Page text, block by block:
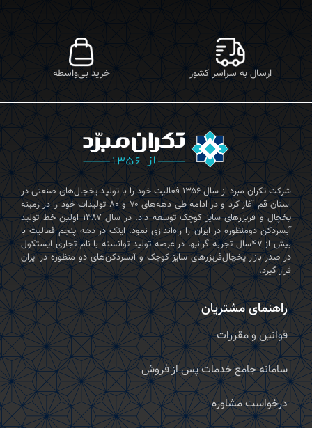
ارسال به سراسر کشور خرید بی‌واسطه
شرکت تکران‌ مبرد از سال ۱۳۵۶ فعالیت خود را با تولید یخچال‌های صنعتی در
استان قم آغاز کرد و در ادامه طی دهه‌های ۷۰ و ۸۰ تولیدات خود را در زمینه
یخچال و فریزرهای سایز کوچک توسعه داد. در سال ۱۳۸۷ اولین خط تولید
آبسردکن دومنظوره در ایران را راه‌اندازی نمود. اینک در دهه پنجم فعالیت با
بیش از ۴۷سال تجربه گرانبها در عرصه تولید توانسته با نام تجاری ایستکول
در صدر بازار یخچال‌فریزرهای سایز کوچک و آبسردکن‌های دو منظوره در ایران
قرار گیرد.
راهنمای مشتریان
قوانین و مقررات
سامانه جامع خدمات پس از فروش
درخواست مشاوره